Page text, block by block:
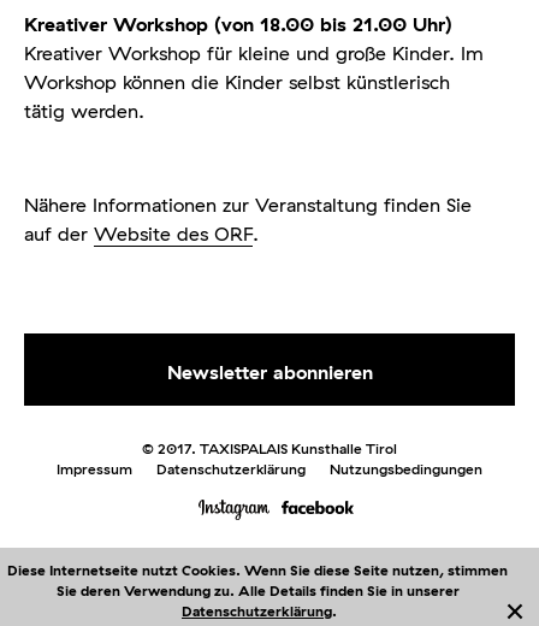
Diese Internetseite nutzt Cookies. Wenn Sie diese Seite nutzen, stimmen
Sie deren Verwendung zu. Alle Details finden Sie in unserer
Datenschutzerklärung.
Me
Kreativer Workshop (von 18.00 bis 21.00 Uhr)
Kreativer Workshop für kleine und große Kinder. Im
Workshop können die Kinder selbst künstlerisch
tätig werden.
Nähere Informationen zur Veranstaltung finden Sie
auf der Website des ORF.
© 2017. TAXISPALAIS Kunsthalle Tirol
Impressum
Datenschutzerklärung Nutzungsbedingungen